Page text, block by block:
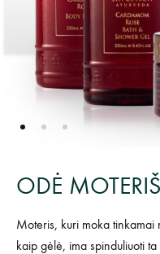
ODĖ
Moteris, kuri moka tinkamai
kaip gėlė, ima spinduliuoti